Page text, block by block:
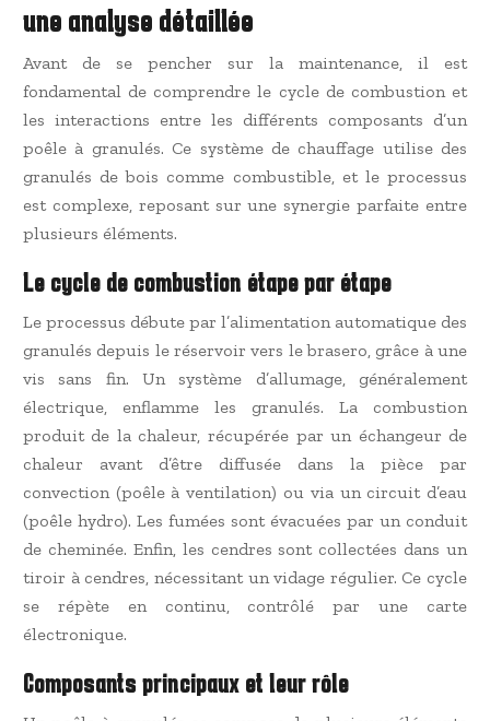
une analyse détaillée
Avant de se pencher sur la maintenance, il est
fondamental de comprendre le cycle de combustion et
les interactions entre les différents composants d’un
poêle à granulés. Ce système de chauffage utilise des
granulés de bois comme combustible, et le processus
est complexe, reposant sur une synergie parfaite entre
plusieurs éléments.
Le cycle de combustion étape par étape
Le processus débute par l’alimentation automatique des
granulés depuis le réservoir vers le brasero, grâce à une
vis sans fin. Un système d’allumage, généralement
électrique, enflamme les granulés. La combustion
produit de la chaleur, récupérée par un échangeur de
chaleur avant d’être diffusée dans la pièce par
convection (poêle à ventilation) ou via un circuit d’eau
(poêle hydro). Les fumées sont évacuées par un conduit
de cheminée. Enfin, les cendres sont collectées dans un
tiroir à cendres, nécessitant un vidage régulier. Ce cycle
se répète en continu, contrôlé par une carte
électronique.
Composants principaux et leur rôle